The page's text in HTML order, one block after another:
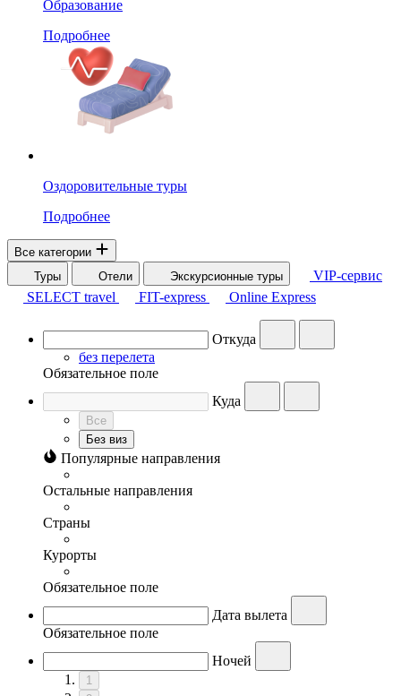
Образование
Подробнее
Оздоровительные туры
Подробнее
Все категории
Туры
Отели Экскурсионные туры
VIP-сервис
SELECT travel
FIT-express Online Express
Откуда
без перелета
Обязательное поле
Куда
Все
Без виз
Популярные направления
Остальные направления
Страны
Курорты
Обязательное поле
Дата вылета
Обязательное поле
Ночей
1